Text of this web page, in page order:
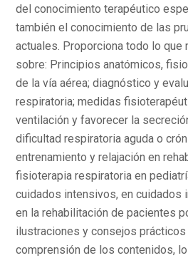
del conocimiento terapéutico
también el conocimiento de las
actuales. Proporciona todo lo que
sobre: Principios anatómicos,
de la vía aérea; diagnóstico y
respiratoria; medidas
ventilación y favorecer la
dificultad respiratoria aguda o
entrenamiento y relajación en
fisioterapia respiratoria en
cuidados intensivos, en cuidados
en la rehabilitación de pacientes
ilustraciones y consejos
comprensión de los contenidos,